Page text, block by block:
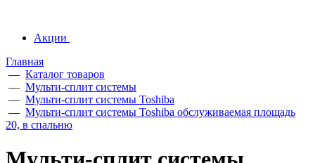
Акции
Главная
— Каталог товаров
— Мульти-сплит системы
— Мульти-сплит системы Toshiba
— Мульти-сплит системы Toshiba обслуживаемая площадь
20, в спальню